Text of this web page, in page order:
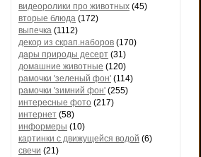
видеоролики про животных (45)
вторые блюда (172)
выпечка (1112)
декор из скрап.наборов (170)
дары природы десерт (31)
домашние животные (120)
рамочки 'зеленый фон' (114)
рамочки 'зимний фон' (255)
интересные фото (217)
интернет (58)
информеры (10)
картинки с движущейся водой (6)
свечи (21)